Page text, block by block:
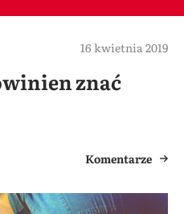
16 kwietnia 2019
znać
Komentarze